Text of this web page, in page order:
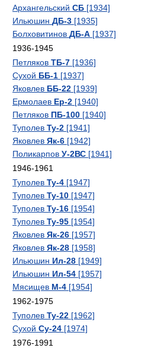
Архангельский СБ [1934]
Ильюшин ДБ-3 [1935]
Болховитинов ДБ-А [1937]
1936-1945
Петляков ТБ-7 [1936]
Сухой ББ-1 [1937]
Яковлев ББ-22 [1939]
Ермолаев Ер-2 [1940]
Петляков ПБ-100 [1940]
Туполев Ту-2 [1941]
Яковлев Як-6 [1942]
Поликарпов У-2ВС [1941]
1946-1961
Туполев Ту-4 [1947]
Туполев Ту-10 [1947]
Туполев Ту-16 [1954]
Туполев Ту-95 [1954]
Яковлев Як-26 [1957]
Яковлев Як-28 [1958]
Ильюшин Ил-28 [1949]
Ильюшин Ил-54 [1957]
Мясищев М-4 [1954]
1962-1975
Туполев Ту-22 [1962]
Сухой Су-24 [1974]
1976-1991